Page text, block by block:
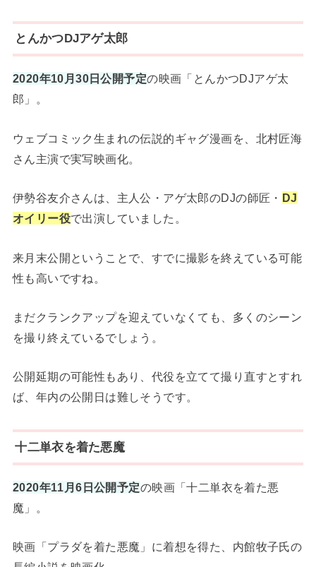
とんかつDJアゲ太郎
2020年10月30日公開予定の映画「とんかつDJアゲ太
郎」。
ウェブコミック生まれの伝説的ギャグ漫画を、北村匠海
さん主演で実写映画化。
伊勢谷友介さんは、主人公・アゲ太郎のDJの師匠・ DJ
オイリー役で出演していました。
来月末公開ということで、すでに撮影を終えている可能
性も高いですね。
まだクランクアップを迎えていなくても、多くのシーン
を撮り終えているでしょう。
公開延期の可能性もあり、代役を立てて撮り直すとすれ
ば、年内の公開日は難しそうです。
十二単衣を着た悪魔
2020年11月6日公開予定の映画「十二単衣を着た悪
魔」。
映画「プラダを着た悪魔」に着想を得た、内館牧子氏の